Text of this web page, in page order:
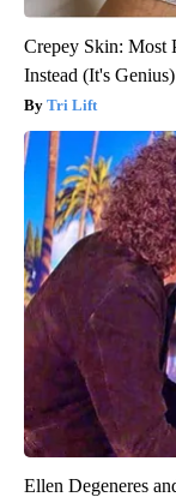
Crepey Skin: Most
Instead (It's Genius)
Tri Lift
Ellen Degeneres